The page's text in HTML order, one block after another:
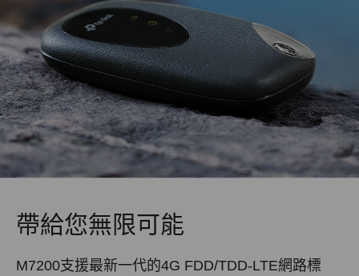
帶給您無限可能
M7200支援最新一代的4G FDD/TDD-LTE網路標